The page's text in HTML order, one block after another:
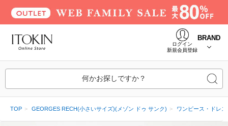
ログイン
新規会員登録
BRAND
何かお探しですか？
TOP GEORGES RECH(小さいサイズ)(メゾン ドゥ サンク) ワンピース・ドレス